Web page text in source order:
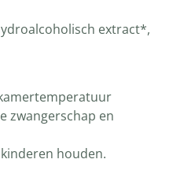
extract*,
zwangerschap en
houden.